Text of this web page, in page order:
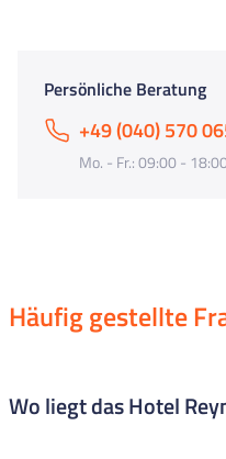
Persönliche Beratung
+49 (040) 570
Mo. - Fr.: 09:00 -
Häufig gestellte
Wo liegt das Hotel